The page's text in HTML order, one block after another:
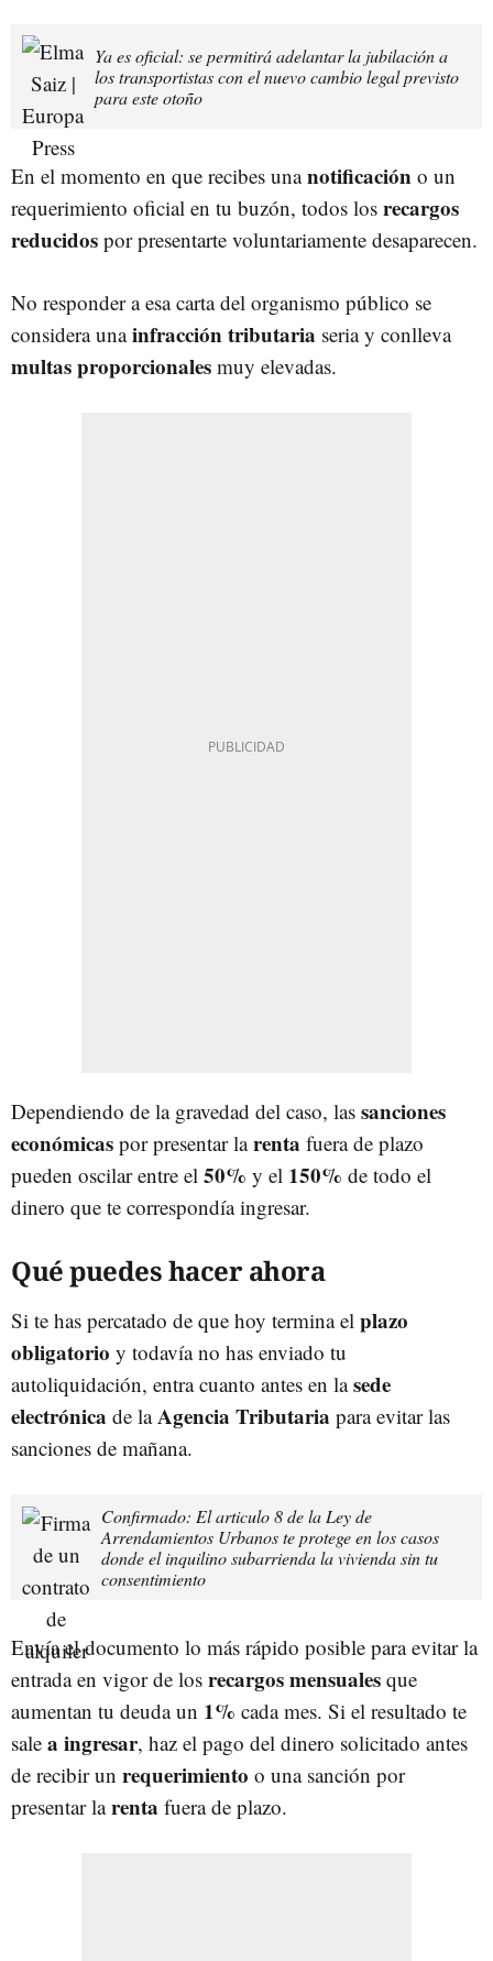
Ya es oficial: se permitirá adelantar la jubilación a
los transportistas con el nuevo cambio legal previsto
para este otoño
En el momento en que recibes unanotificación o un
requerimiento oficial en tu buzón, todos los recargos
reducidos por presentarte voluntariamente desaparecen.
No responder a esa carta del organismo público se
considera unainfracción tributaria seria y conlleva
multas proporcionales muy elevadas.
Dependiendo de la gravedad del caso, las sanciones
económicas por presentar larenta fuera de plazo
pueden oscilar entre el 50% y el 150% de todo el
dinero que te correspondía ingresar.
Qué puedes hacer ahora
Si te has percatado de que hoy termina el plazo
obligatorio y todavía no has enviado tu
autoliquidación, entra cuanto antes en lasede
electrónica de laAgencia Tributaria para evitar las
sanciones de mañana.
Confirmado: El articulo 8 de la Ley de
Arrendamientos Urbanos te protege en los casos
donde el inquilino subarrienda la vivienda sin tu
consentimiento
Envía el documento lo más rápido posible para evitar la
entrada en vigor de los recargos mensuales que
aumentan tu deuda un 1% cada mes. Si el resultado te
sale a ingresar, haz el pago del dinero solicitado antes
de recibir un requerimiento o una sanción por
presentar larenta fuera de plazo.